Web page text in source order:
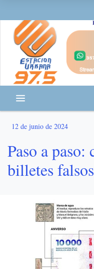
12 de junio de 2024
Paso a paso:
billetes